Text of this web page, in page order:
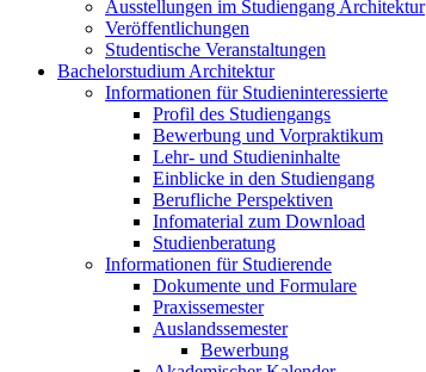
Ausstellungen im Studiengang Architektur
Veröffentlichungen
Studentische Veranstaltungen
Bachelorstudium Architektur
Informationen für Studieninteressierte
Profil des Studiengangs
Bewerbung und Vorpraktikum
Lehr- und Studieninhalte
Einblicke in den Studiengang
Berufliche Perspektiven
Infomaterial zum Download
Studienberatung
Informationen für Studierende
Dokumente und Formulare
Praxissemester
Auslandssemester
Bewerbung